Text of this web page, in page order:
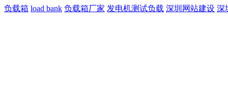
负载箱 load bank 负载箱厂家 发电机测试负载 深圳网站建设 深